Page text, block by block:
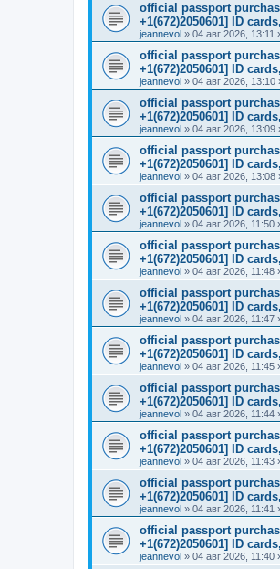
official passport
+1(672)2050601] ID
jeannevol » 04 авг 2026, 13:11
official passport
+1(672)2050601] ID
jeannevol » 04 авг 2026, 13:10
official passport
+1(672)2050601] ID
jeannevol » 04 авг 2026, 13:09
official passport
+1(672)2050601] ID
jeannevol » 04 авг 2026, 13:08
official passport
+1(672)2050601] ID
jeannevol » 04 авг 2026, 11:50
official passport
+1(672)2050601] ID
jeannevol » 04 авг 2026, 11:48
official passport
+1(672)2050601] ID
jeannevol » 04 авг 2026, 11:47
official passport
+1(672)2050601] ID
jeannevol » 04 авг 2026, 11:45
official passport
+1(672)2050601] ID
jeannevol » 04 авг 2026, 11:44
official passport
+1(672)2050601] ID
jeannevol » 04 авг 2026, 11:43
official passport
+1(672)2050601] ID
jeannevol » 04 авг 2026, 11:41
official passport
+1(672)2050601] ID
jeannevol » 04 авг 2026, 11:40